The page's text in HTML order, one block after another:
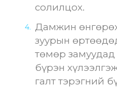
солилцох.
Дамжин өнгөрөх
зуурын
төмөр замуудад
бүрэн
галт тэрэгний